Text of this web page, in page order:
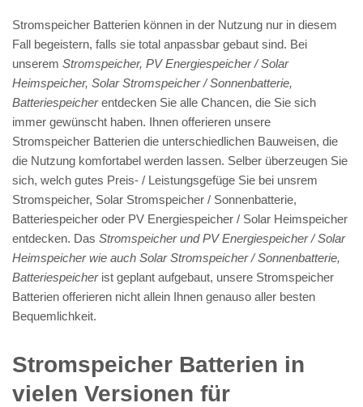
Stromspeicher Batterien können in der Nutzung nur in diesem
Fall begeistern, falls sie total anpassbar gebaut sind. Bei
unserem Stromspeicher, PV Energiespeicher / Solar
Heimspeicher, Solar Stromspeicher / Sonnenbatterie,
Batteriespeicherentdecken Sie alle Chancen, die Sie sich
immer gewünscht haben. Ihnen offerieren unsere
Stromspeicher Batterien die unterschiedlichen Bauweisen, die
die Nutzung komfortabel werden lassen. Selber überzeugen Sie
sich, welch gutes Preis- / Leistungsgefüge Sie bei unsrem
Stromspeicher, Solar Stromspeicher / Sonnenbatterie,
Batteriespeicher oder PV Energiespeicher / Solar Heimspeicher
entdecken. Das Stromspeicher und PV Energiespeicher / Solar
Heimspeicher wie auch Solar Stromspeicher / Sonnenbatterie,
Batteriespeicherist geplant aufgebaut, unsere Stromspeicher
Batterien offerieren nicht allein Ihnen genauso aller besten
Bequemlichkeit.
Stromspeicher Batterien in
vielen Versionen für